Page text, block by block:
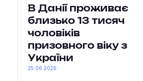
В Данії проживає
близько 13 тисяч
чоловіків
призовного віку з
України
25.06.2026